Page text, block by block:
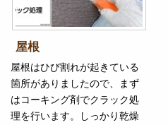
屋根
屋根はひび割れが起きている
箇所がありましたので、まず
はコーキング剤でクラック処
理を行います。しっかり乾燥